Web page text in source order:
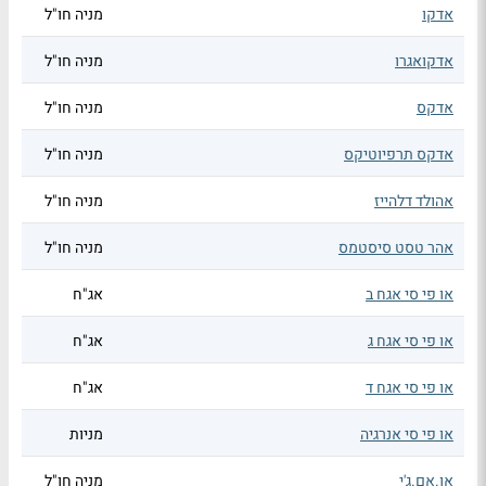
אדקו מניה חו"ל
אדקואגרו מניה חו"ל
אדקס מניה חו"ל
אדקס תרפיוטיקס מניה חו"ל
אהולד דלהייז מניה חו"ל
אהר טסט סיסטמס מניה חו"ל
או פי סי אגח ב אג"ח
או פי סי אגח ג אג"ח
או פי סי אגח ד אג"ח
או פי סי אנרגיה מניות
או.אם.ג'י מניה חו"ל